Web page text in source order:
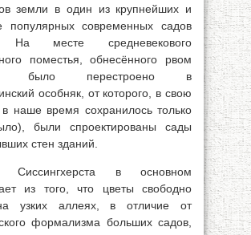
земли в один из крупнейших и
популярных современных садов
На месте средневекового
поместья, обнесённого рвом
было перестроено в
особняк, от которого, в свою
в наше время сохранилось только
были спроектированы сады
стен зданий.
Сиссингхерста в основном
из того, что цветы свободно
узких аллеях, в отличие от
формализма больших садов,